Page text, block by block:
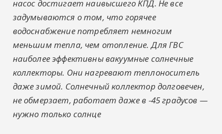
насос достигает наивысшего КПД. Не все
задумываются о том, что горячее
водоснабжение потребляет немногим
меньшим тепла, чем отопление. Для ГВС
наиболее эффективны вакуумные солнечные
коллекторы. Они нагревают теплоноситель
даже зимой. Солнечный коллектор долговечен,
не обмерзает, работает даже в -45 градусов —
нужно только солнце